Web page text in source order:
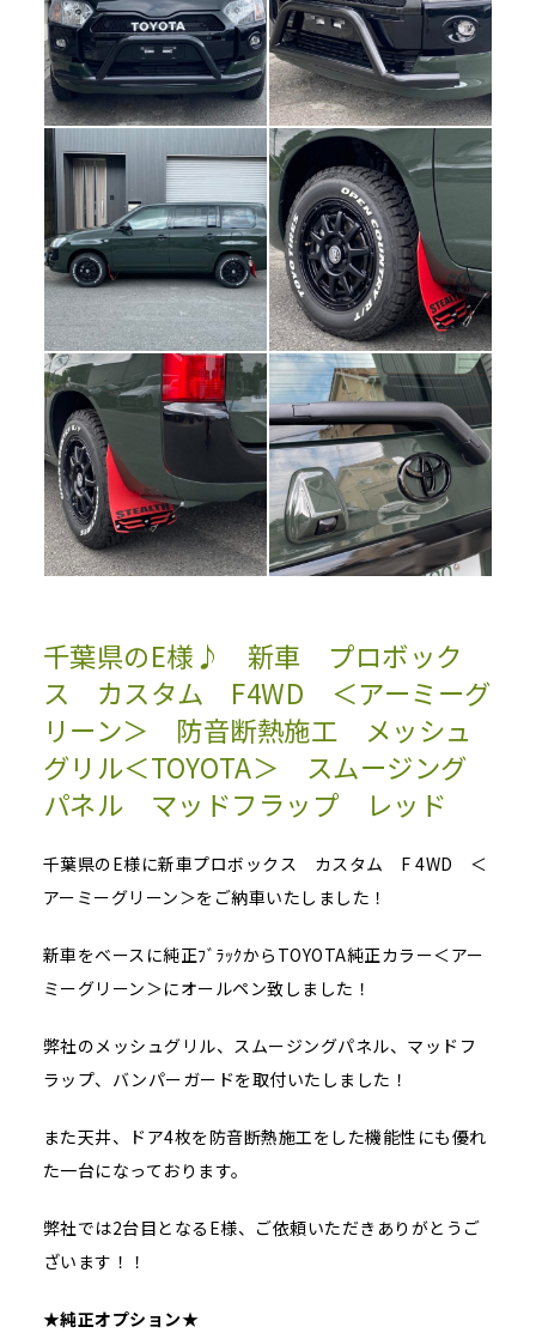
千葉県のE様♪ 新車 プロボック
ス カスタム F4WD ＜アーミーグ
リーン＞ 防音断熱施工 メッシュ
グリル＜TOYOTA＞ スムージング
パネル マッドフラップ レッド
千葉県のE様に新車プロボックス カスタム F 4WD ＜
アーミーグリーン＞をご納車いたしました！
新車をベースに純正ﾌﾞﾗｯｸからTOYOTA純正カラー＜アー
ミーグリーン＞にオールペン致しました！
弊社のメッシュグリル、スムージングパネル、マッドフ
ラップ、バンパーガードを取付いたしました！
また天井、ドア4枚を防音断熱施工をした機能性にも優れ
た一台になっております。
弊社では2台目となるE様、ご依頼いただきありがとうご
ざいます！！
★純正オプション★